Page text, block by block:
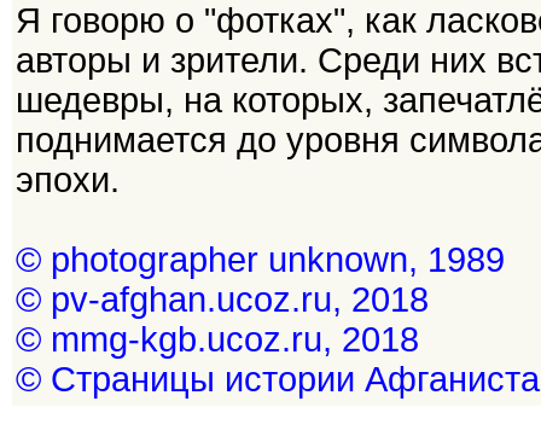
Я говорю о "фотках", как
авторы и зрители. Среди них
шедевры, на которых,
поднимается до уровня
эпохи.
© photographer unknown, 1989
© pv-afghan.ucoz.ru, 2018
© mmg-kgb.ucoz.ru, 2018
© Страницы истории